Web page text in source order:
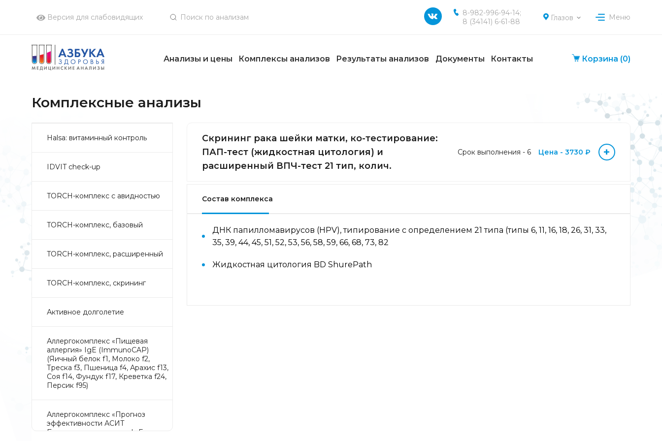
Версия для слабовидящих
8-982-996-94-14;
8 (34141) 6-61-88
Глазов Меню
Анализы и цены Комплексы анализов Результаты анализов Документы Контакты Корзина (0)
Комплексные анализы
Halsa: витаминный контроль
IDVIT check-up
TORCH-комплекс с авидностью
TORCH-комплекс, базовый
TORCH-комплекс, расширенный
TORCH-комплекс, скрининг
Активное долголетие
Аллергокомплекс «Пищевая
аллергия» IgE (ImmunoCAP)
(Яичный белок f1, Молоко f2,
Треска f3, Пшеница f4, Арахис f13,
Соя f14, Фундук f17, Креветка f24,
Персик f95)
Аллергокомплекс «Прогноз
эффективности АСИТ
Букоцветные деревья» IgE
Скрининг рака шейки матки, ко-тестирование:
ПАП-тест (жидкостная цитология) и
расширенный ВПЧ-тест 21 тип, колич.
Срок выполнения - 6 Цена - 3730 ₽ +
Состав комплекса
ДНК папилломавирусов (HPV), типирование с определением 21 типа (типы 6, 11, 16, 18, 26, 31, 33,
35, 39, 44, 45, 51, 52, 53, 56, 58, 59, 66, 68, 73, 82
Жидкостная цитология BD ShurePath